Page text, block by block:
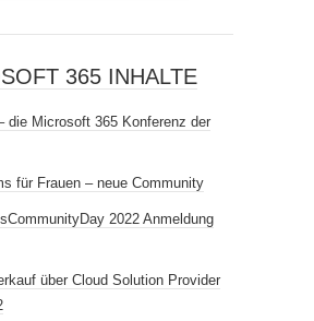
365 INHALTE
die Microsoft 365 Konferenz der
für Frauen – neue Community
2022 Anmeldung
über Cloud Solution Provider